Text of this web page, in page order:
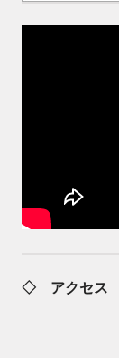
◇ アクセ